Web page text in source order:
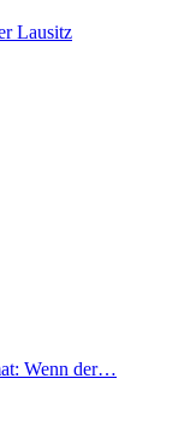
Lausitz
Wenn der…